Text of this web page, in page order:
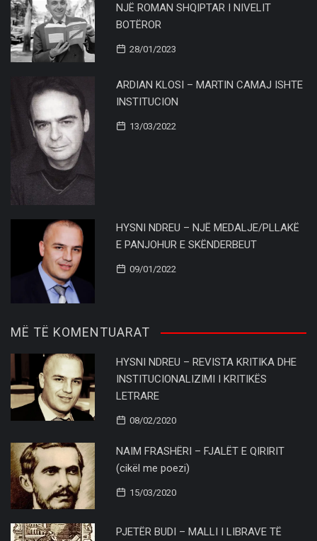
NJË ROMAN SHQIPTAR I NIVELIT
BOTËROR
28/01/2023
ARDIAN KLOSI – MARTIN CAMAJ ISHTE
INSTITUCION
13/03/2022
HYSNI NDREU – NJË MEDALJE/PLLAKË
E PANJOHUR E SKËNDERBEUT
09/01/2022
MË TË KOMENTUARAT
HYSNI NDREU – REVISTA KRITIKA DHE
INSTITUCIONALIZIMI I KRITIKËS
LETRARE
08/02/2020
NAIM FRASHËRI – FJALËT E QIRIRIT
(cikël me poezi)
15/03/2020
PJETËR BUDI – MALLI I LIBRAVE TË